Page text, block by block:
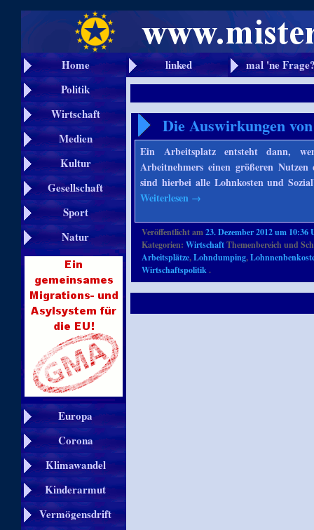
Home linked
mal 'ne
Politik
Wirtschaft
Medien
Kultur
Gesellschaft
Sport
Natur
Europa
Corona
Klimawandel
Kinderarmut
Vermögensdrift
Die Auswirkungen
Ein Arbeitsplatz entsteht dann,
Arbeitnehmers einen größeren
sind hierbei alle Lohnkosten und
Weiterlesen →
Veröffentlicht am23. Dezember 2012 um 10:36
Kategorien:WirtschaftThemenbereich und
Arbeitsplätze,Lohndumping,
Wirtschaftspolitik.